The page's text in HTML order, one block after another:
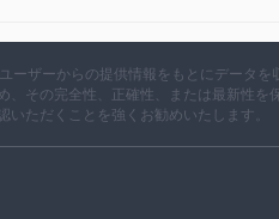
カスタマー サポート情報には、
記載されています。複数の連絡
ーザーからの提供情報をもとにデータ
、その完全性、正確性、または最新性
ただくことを強くお勧めいたします。